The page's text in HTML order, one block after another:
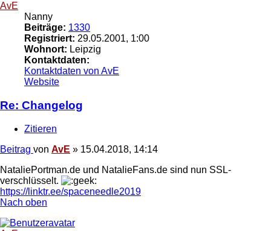
AvE
Nanny
Beiträge: 1330
Registriert: 29.05.2001, 1:00
Wohnort: Leipzig
Kontaktdaten:
Kontaktdaten von AvE
Website
Re: Changelog
Zitieren
Beitrag von AvE » 15.04.2018, 14:14
NataliePortman.de und NatalieFans.de sind nun SSL-
verschlüsselt.
https://linktr.ee/spaceneedle2019
Nach oben